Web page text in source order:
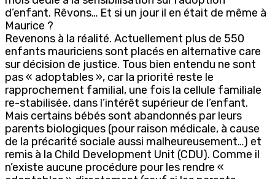
d’enfant. Rêvons… Et si un jour il en était de même à
Maurice ?
Revenons à la réalité. Actuellement plus de 550
enfants mauriciens sont placés en alternative care
sur décision de justice. Tous bien entendu ne sont
pas « adoptables », car la priorité reste le
rapprochement familial, une fois la cellule familiale
re-stabilisée, dans l’intérêt supérieur de l’enfant.
Mais certains bébés sont abandonnés par leurs
parents biologiques (pour raison médicale, à cause
de la précarité sociale aussi malheureusement…) et
remis à la Child Development Unit (CDU). Comme il
n’existe aucune procédure pour les rendre «